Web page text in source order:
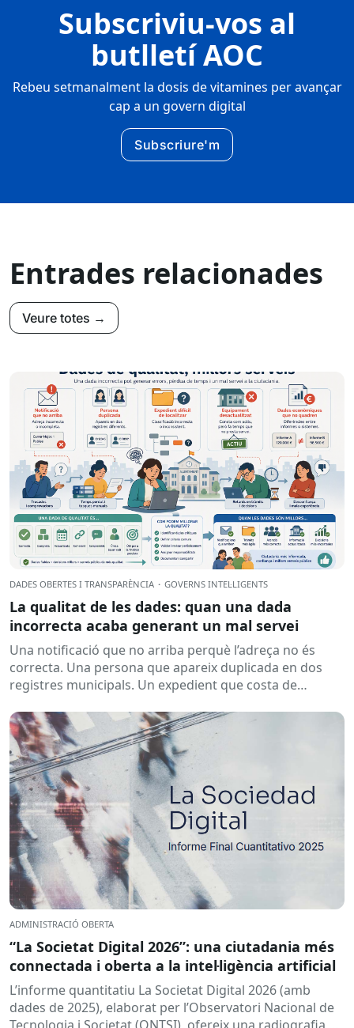
Subscriviu-vos al
butlletí AOC
Rebeu setmanalment la dosis de vitamines per avançar
cap a un govern digital
Subscriure'm
Entrades relacionades
Veure totes →
DADES OBERTES I TRANSPARÈNCIA · GOVERNS INTEL·LIGENTS
La qualitat de les dades: quan una dada
incorrecta acaba generant un mal servei
Una notificació que no arriba perquè l’adreça no és
correcta. Una persona que apareix duplicada en dos
registres municipals. Un expedient que costa de
ADMINISTRACIÓ OBERTA
“La Societat Digital 2026”: una ciutadania més
connectada i oberta a la intel·ligència artificial
L’informe quantitatiu La Societat Digital 2026 (amb
dades de 2025), elaborat per l’Observatori Nacional de